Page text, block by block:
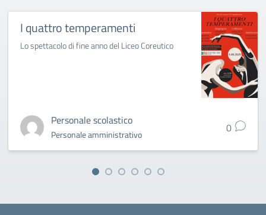
I quattro temperamenti
Lo spettacolo di fine anno del Liceo Coreutico
Personale scolastico
Personale amministrativo 0